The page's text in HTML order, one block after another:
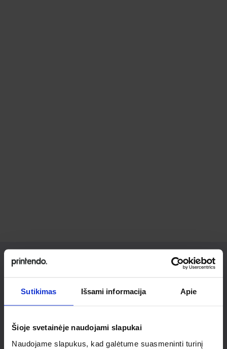
Sutikimas Išsami informacija Apie
Šioje svetainėje naudojami slapukai
Naudojame slapukus, kad galėtume suasmeninti turinį
Ieškai
individualaus
sprendimo?